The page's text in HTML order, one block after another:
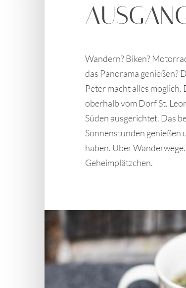
Wandern? Biken?
das Panorama genießen?
Peter macht alles möglich.
oberhalb vom Dorf St.
Süden ausgerichtet. Das
Sonnenstunden genießen
haben. Über
Geheimplätzchen.